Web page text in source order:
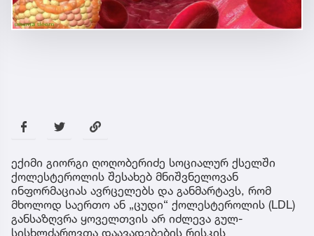
ექიმი გიორგი ღოღობერიძე სოციალურ ქსელში
ქოლესტეროლის შესახებ მნიშვნელოვან
ინფორმაციას ავრცელებს და განმარტავს, რომ
მხოლოდ საერთო ან „ცუდი“ ქოლესტეროლის (LDL)
განსაზღვრა ყოველთვის არ იძლევა გულ-
სისხლძარღვთა დაავადებების რისკის